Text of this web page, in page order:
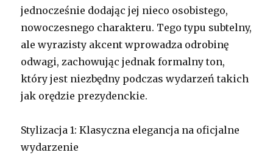
jednocześnie dodając jej nieco osobistego,
nowoczesnego charakteru. Tego typu subtelny,
ale wyrazisty akcent wprowadza odrobinę
odwagi, zachowując jednak formalny ton,
który jest niezbędny podczas wydarzeń takich
jak orędzie prezydenckie.
Stylizacja 1: Klasyczna elegancja na oficjalne
wydarzenie